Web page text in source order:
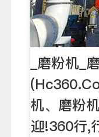
_磨粉机_
机、磨粉
迎!360行,